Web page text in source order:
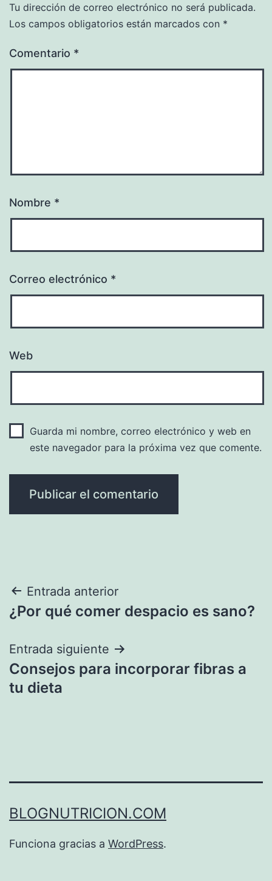
Tu dirección de correo electrónico no será publicada.
Los campos obligatorios están marcados con *
Comentario *
Nombre *
Correo electrónico *
Web
Guarda mi nombre, correo electrónico y web en
este navegador para la próxima vez que comente.
Navegación
de
entradas
Entrada anterior
¿Por qué comer despacio es sano?
Entrada siguiente
Consejos para incorporar fibras a
tu dieta
BLOGNUTRICION.COM
Funciona gracias a WordPress.